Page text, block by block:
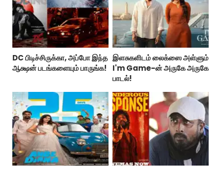
DC பிடிச்சிருக்கா, அப்போ இந்த
ஆக்ஷன் படங்களையும் பாருங்க!
இளசுகளிடம் லைக்ஸை அள்ளும்
I'm Game-ன் அருகே அருகே
பாடல்!